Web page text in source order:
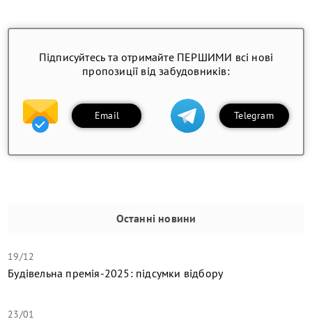
Підписуйтесь та отримайте ПЕРШИМИ всі нові
пропозиції від забудовників:
Email Telegram
Останні новини
19/12
Будівельна премія-2025: підсумки відбору
23/01